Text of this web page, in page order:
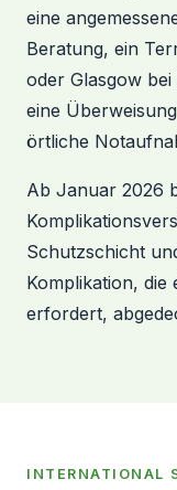
eine
Beratung, ein
oder Glasgow
eine
örtliche
Ab Januar 2026
Schutzschicht
Komplikation, die
erfordert,
INTERNATIONAL